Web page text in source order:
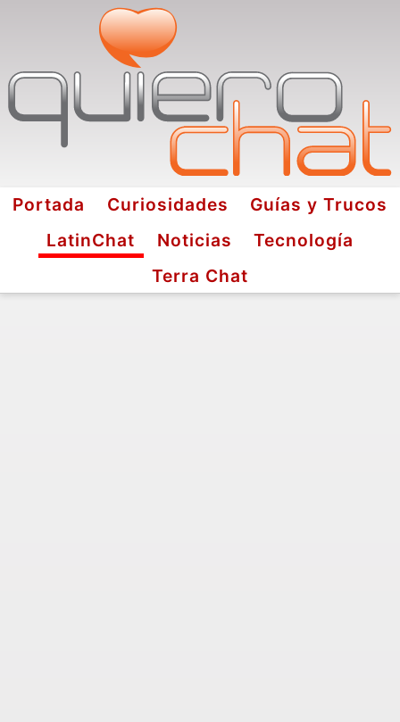
Portada Curiosidades
Guías y Trucos
LatinChat
Noticias
Tecnología
Terra Chat